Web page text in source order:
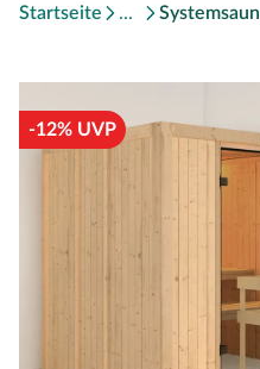
Startseite
-12% UVP